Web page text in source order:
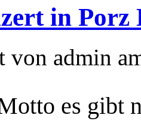
in Porz
von admin
es gibt